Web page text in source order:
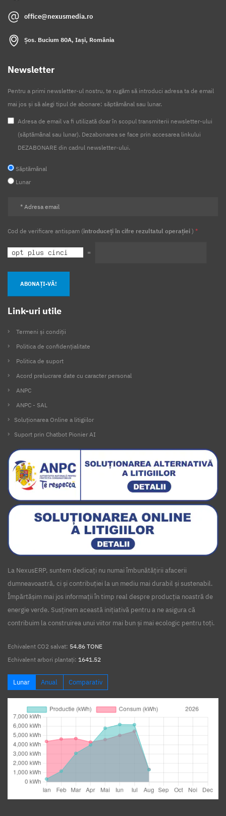
office@nexusmedia.ro
Șos. Bucium 80A, Iași, România
Newsletter
Pentru a primi newsletter-ul nostru, te rugăm să introduci adresa ta de email
mai jos și să alegi tipul de abonare: săptămânal sau lunar.
Adresa de email va fi utilizată doar în scopul transmiterii newsletter-ului
(săptămânal sau lunar). Dezabonarea se face prin accesarea linkului
DEZABONARE din cadrul newsletter-ului.
Săptămânal
Lunar
Cod de verificare antispam (introduceți în cifre rezultatul operației ) *
=
ABONAȚI-VĂ!
Link-uri utile
Termeni și condiții
Politica de confidențialitate
Politica de suport
Acord prelucrare date cu caracter personal
ANPC
ANPC - SAL
Soluționarea Online a litigiilor
Suport prin Chatbot Pionier AI
La NexusERP, suntem dedicați nu numai îmbunătățirii afacerii
dumneavoastră, ci și contribuției la un mediu mai durabil și sustenabil.
Împărtășim mai jos informații în timp real despre producția noastră de
energie verde. Susținem această inițiativă pentru a ne asigura că
contribuim la construirea unui viitor mai bun și mai ecologic pentru toți.
Echivalent CO2 salvat: 54.86 TONE
Echivalent arbori plantați: 1641.52
Lunar Anual Comparativ